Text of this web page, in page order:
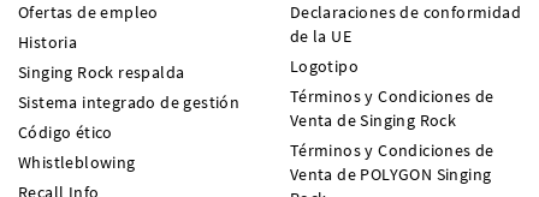
Ofertas de empleo
Historia
Singing Rock respalda
Sistema integrado de gestión
Código ético
Whistleblowing
Recall Info
Declaraciones de conformidad
de la UE
Logotipo
Términos y Condiciones de
Venta de Singing Rock
Términos y Condiciones de
Venta de POLYGON Singing